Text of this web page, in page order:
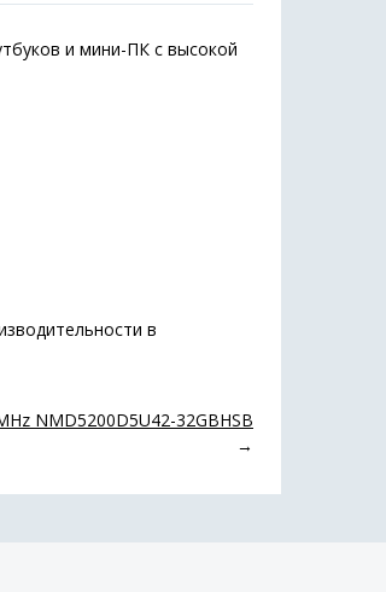
и мини-ПК с высокой
в
NMD5200D5U42-32GBHSB
→